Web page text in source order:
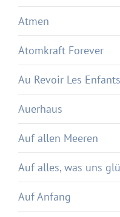
Atmen
Atomkraft Forever
Au Revoir Les
Auerhaus
Auf allen Meeren
Auf alles, was uns
Auf Anfang